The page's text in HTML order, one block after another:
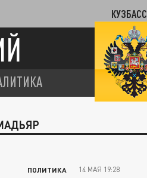
КУЗБАСС
ПОЛИТИКА 14 МАЯ 19:28